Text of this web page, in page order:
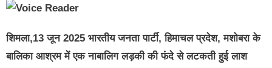
शिमला,13 जून 2025 भारतीय जनता पार्टी, हिमाचल प्रदेश, मशोबरा के
बालिका आश्रम में एक नाबालिग लड़की की फंदे से लटकती हुई लाश